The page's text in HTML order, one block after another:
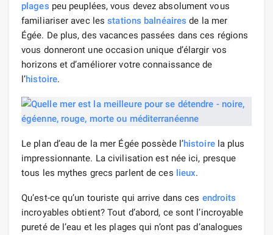
plages peu peuplées, vous devez absolument vous
familiariser avec lesstations balnéaires de la mer
Égée. De plus, des vacances passées dans ces régions
vous donneront une occasion unique d’élargir vos
horizons et d’améliorer votre connaissance de
l’histoire.
Le plan d’eau de la mer Égée possède l’histoirela plus
impressionnante. La civilisation est née ici, presque
tous les mythes grecs parlent de ces lieux.
Qu’est-ce qu’un touriste qui arrive dans ces endroits
incroyables obtient? Tout d’abord, ce sont l’incroyable
pureté de l’eau et les plages qui n’ont pas d’analogues